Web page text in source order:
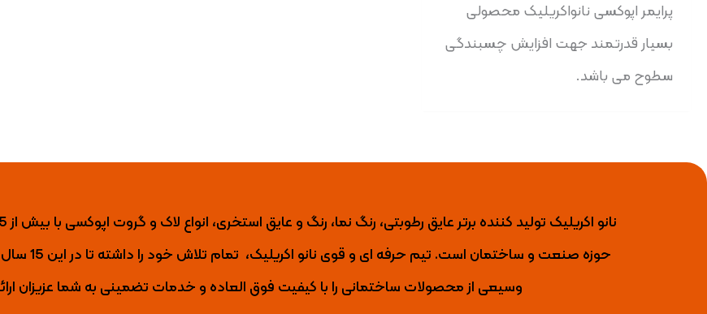
پرایمر اپوکسی نانواکریلیک محصولی
بسیار قدرتمند جهت افزایش چسبندگی
سطوح می باشد.
حوزه صنعت و ساختمان است. تیم حرفه ای و قوی نانو اکریلیک، تمام تلاش خود را داشته تا
در
وسیعی از محصولات ساختمانی را با کیفیت فوق العاده و خدمات تضمینی به شما عزیزان